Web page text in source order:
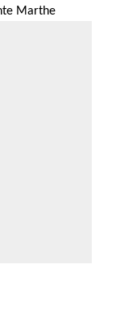
Marthe